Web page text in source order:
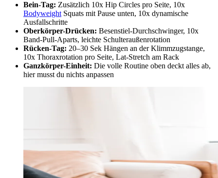
Bein-Tag: Zusätzlich 10x Hip Circles pro Seite, 10x
Bodyweight Squats mit Pause unten, 10x dynamische
Ausfallschritte
Oberkörper-Drücken: Besenstiel-Durchschwinger, 10x
Band-Pull-Aparts, leichte Schulteraußenrotation
Rücken-Tag: 20–30 Sek Hängen an der Klimmzugstange,
10x Thoraxrotation pro Seite, Lat-Stretch am Rack
Ganzkörper-Einheit: Die volle Routine oben deckt alles ab,
hier musst du nichts anpassen